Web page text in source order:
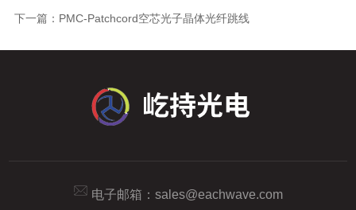
下一篇： PMC-Patchcord空芯光子晶体光纤跳线
电子邮箱： sales@eachwave.com